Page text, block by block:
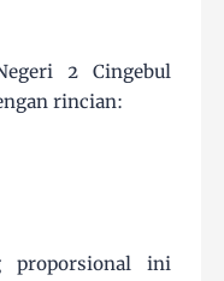
2 Cingebul
rincian:
proporsional ini